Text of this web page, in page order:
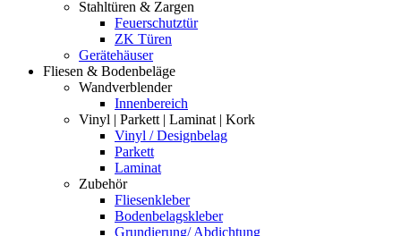
Stahltüren & Zargen
Feuerschutztür
ZK Türen
Gerätehäuser
Fliesen & Bodenbeläge
Wandverblender
Innenbereich
Vinyl | Parkett | Laminat | Kork
Vinyl / Designbelag
Parkett
Laminat
Zubehör
Fliesenkleber
Bodenbelagskleber
Grundierung/ Abdichtung